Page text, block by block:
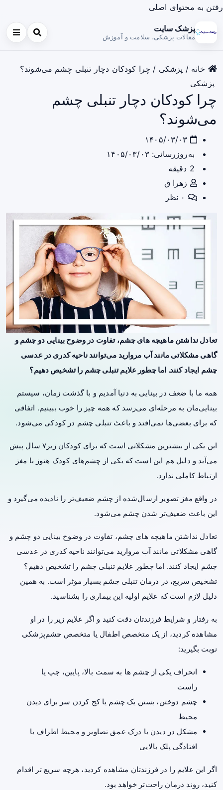
رفتن به محتوای اصلی
پزشک سایت
مقالات پزشکی، سلامت و آموزش
خانه / پزشکی / چرا کودکان دچار تنبلی چشم می‌شوند؟
پزشکی
چرا کودکان دچار تنبلی چشم
می‌شوند؟
به‌روزرسانی: ۱۴۰۵/۰۳/۰۳
زهرا ق
تعادل نداشتن ماهیچه های چشم، تفاوت در وضوح بینایی دو چشم و
گاهی مشکلاتی مانند آب مروارید می‌توانند ناحیه کدری در عدسی
چشم ایجاد کنند. اما چطور علایم تنبلی چشم را تشخیص دهیم؟
همه ما با ضعف در بینایی به دنیا آمدیم و با گذشت زمان، سیستم
بینایی‌مان به مرحله‌ای می‌رسد که همه چیز را خوب ببینیم. اتفاقی
که برای بعضی‌ها نمی‌افتد و باعث تنبلی چشم در کودکی می‌شود.
این یکی از بیشترین مشکلاتی‌ است که برای کودکان زیر۷ سال پیش
می‌آید و دلیل هم این است که یکی از چشم‌های کودک هنوز با مغز
ارتباط کاملی ندارد.
در واقع مغز تصویر ارسال‌شده از چشم‌ ضعیف‌تر را نادیده می‌گیرد و
این باعث ضعیف‌تر شدن چشم می‌شود.
تعادل نداشتن ماهیچه های چشم، تفاوت در وضوح بینایی دو چشم و
گاهی مشکلاتی مانند آب مروارید می‌توانند ناحیه کدری در عدسی
چشم ایجاد کنند. اما چطور علایم تنبلی چشم را تشخیص دهیم؟
تشخیص سریع، در درمان تنبلی چشم بسیار موثر است. به همین
دلیل لازم است که علایم اولیه این بیماری را بشناسید.
به رفتار و شرایط فرزندتان دقت کنید و اگر علایم زیر را در او
مشاهده کردید، از یک متخصص اطفال یا متخصص چشم‌پزشکی
نوبت بگیرید:
انحراف یکی از چشم ها به سمت بالا، پایین، چپ یا
راست
چشم دوختن، بستن یک چشم یا کج کردن سر برای دیدن
محیط
مشکل در دیدن یا درک عمق تصاویر و محیط اطراف یا
افتادگی پلک بالایی
اگر این علایم را در فرزندتان مشاهده کردید، هرچه سریع تر اقدام
کنید، روند درمان راحت‌تر خواهد بود.